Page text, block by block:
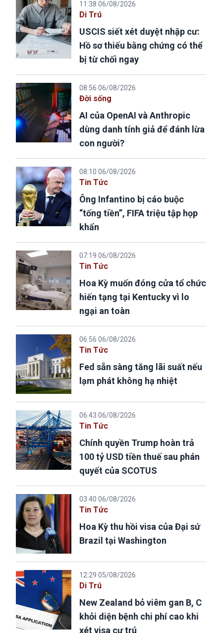
11:38 06/08/2026
Di Trú
USCIS siết xét duyệt nhập cư:
Hồ sơ thiếu bằng chứng có thể
bị từ chối ngay
08:56 06/08/2026
Đời sống
AI của OpenAI và Anthropic
dùng danh tính giả để đánh lừa
con người?
08:10 06/08/2026
Tin Tức
Ông Infantino bị cáo buộc
“tống tiền”, FIFA triệu tập họp
khẩn
07:19 06/08/2026
Tin Tức
Hoa Kỳ muốn đóng cửa tổ chức
hiến tạng tại Kentucky vì lo
ngại an toàn
06:56 06/08/2026
Tin Tức
Fed sẵn sàng tăng lãi suất nếu
lạm phát không hạ nhiệt
06:43 06/08/2026
Tin Tức
Chính quyền Trump hoàn trả
100 tỷ USD tiền thuế sau phán
quyết của SCOTUS
03:40 06/08/2026
Tin Tức
Hoa Kỳ thu hồi visa của Đại sứ
Brazil tại Washington
12:29 05/08/2026
Di Trú
New Zealand bỏ viêm gan B, C
khỏi diện bệnh chi phí cao khi
xét visa cư trú